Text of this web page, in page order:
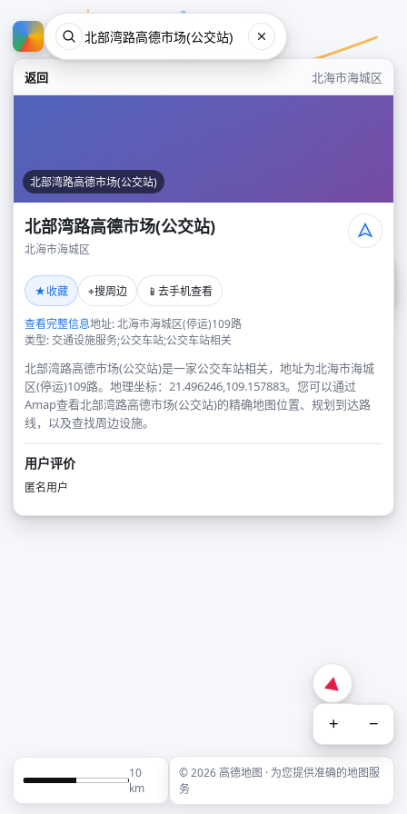
返回 北海市海城区
北部湾路高德市场(公交站)
北部湾路高德市场(公交站)
北海市海城区
★收藏 ⌖搜周边 📱 去手机查看
查看完整信息地址: 北海市海城区(停运)109路
类型: 交通设施服务;公交车站;公交车站相关
北部湾路高德市场(公交站)是一家公交车站相关，地址为北海市海城
区(停运)109路。地理坐标：21.496246,109.157883。您可以通过
Amap查看北部湾路高德市场(公交站)的精确地图位置、规划到达路
线，以及查找周边设施。
用户评价
匿名用户
+ −
10
km
© 2026 高德地图 · 为您提供准确的地图服
务